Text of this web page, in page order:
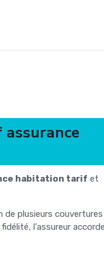
habitation tarif et
de plusieurs couvertures
l'assureur accorde